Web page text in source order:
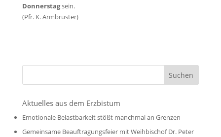
Donnerstagsein.
(Pfr. K. Armbruster)
Aktuelles aus dem Erzbistum
Emotionale Belastbarkeit stößt manchmal an Grenzen
Gemeinsame Beauftragungsfeier mit Weihbischof Dr. Peter